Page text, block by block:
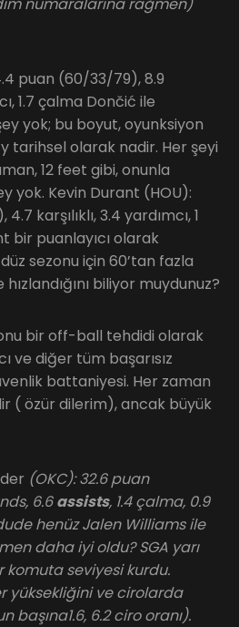
puan (60/33/79), 8.9
1.7 çalma Dončić ile
yok; bu boyut, oyunksiyon
tarihsel olarak nadir. Her şeyi
12 feet gibi, onunla
yok. Kevin Durant (HOU):
karşılıklı, 3.4 yardımcı, 1
bir puanlayıcı olarak
sezonu için 60’tan fazla
biliyor muydunuz?
bir off-ball tehdidi olarak
ve diğer tüm başarısız
battaniyesi. Her zaman
( özür dilerim), ancak büyük
(OKC): 32.6 puan
6.6assists, 1.4 çalma, 0.9
henüz Jalen Williams ile
daha iyi oldu? SGA yarı
komuta seviyesi kurdu.
yüksekliğini ve cirolarda
başına1.6, 6.2 ciro oranı).